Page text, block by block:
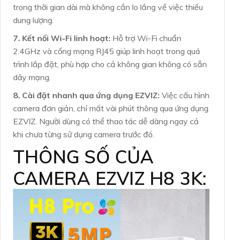
trong thời gian dài mà không cần lo lắng về việc thiếu
dung lượng.
7. Kết nối Wi-Fi linh hoạt: Hỗ trợ Wi-Fi chuẩn
2.4GHz và cổng mạng RJ45 giúp linh hoạt trong quá
trình lắp đặt, phù hợp cho cả không gian không có sẵn
dây mạng.
8. Cài đặt nhanh qua ứng dụng EZVIZ: Việc cấu hình
camera đơn giản, chỉ mất vài phút thông qua ứng dụng
EZVIZ. Người dùng có thể thao tác dễ dàng ngay cả
khi chưa từng sử dụng camera trước đó.
THÔNG SỐ CỦA
CAMERA EZVIZ H8 3K: